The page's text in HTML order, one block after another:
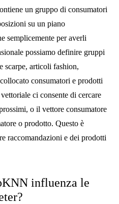
un gruppo di consumatori
su un piano
semplicemente per averli
possiamo definire gruppi
articoli fashion,
consumatori e prodotti
ci consente di cercare
o il vettore consumatore
o prodotto. Questo è
raccomandazioni e dei prodotti
influenza le